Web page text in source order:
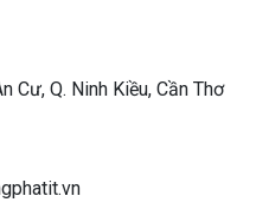
Cư, Q. Ninh Kiều, Cần Thơ